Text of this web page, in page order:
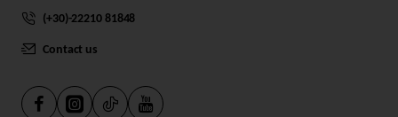
(+30)-22210 81848
Contact us